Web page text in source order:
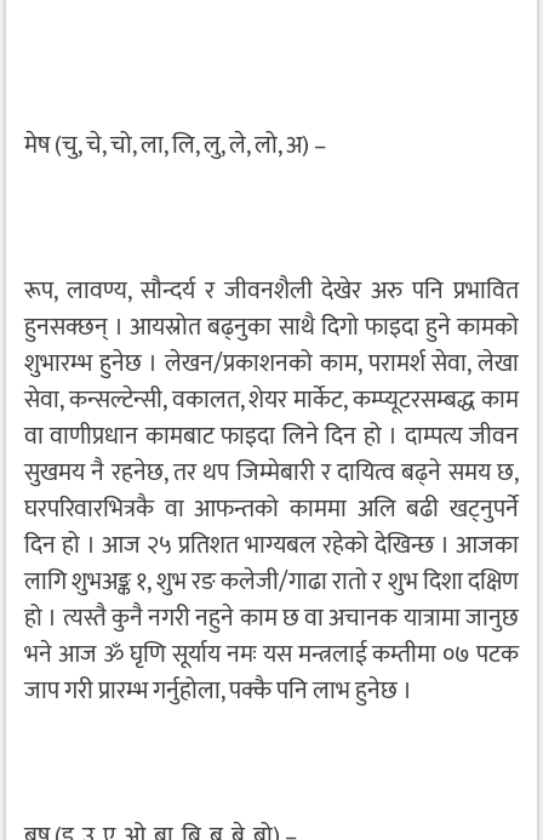
मेष (चु, चे, चो, ला, लि, लु, ले, लो, अ) –
रूप, लावण्य, सौन्दर्य र जीवनशैली देखेर अरु पनि प्रभावित
हुनसक्छन् । आयस्रोत बढ्नुका साथै दिगो फाइदा हुने कामको
शुभारम्भ हुनेछ । लेखन/प्रकाशनको काम, परामर्श सेवा, लेखा
सेवा, कन्सल्टेन्सी, वकालत, शेयर मार्केट, कम्प्यूटरसम्बद्ध काम
वा वाणीप्रधान कामबाट फाइदा लिने दिन हो । दाम्पत्य जीवन
सुखमय नै रहनेछ, तर थप जिम्मेबारी र दायित्व बढ्ने समय छ,
घरपरिवारभित्रकै वा आफन्तको काममा अलि बढी खट्नुपर्ने
दिन हो । आज २५ प्रतिशत भाग्यबल रहेको देखिन्छ । आजका
लागि शुभअङ्क १, शुभ रङ कलेजी/गाढा रातो र शुभ दिशा दक्षिण
हो । त्यस्तै कुनै नगरी नहुने काम छ वा अचानक यात्रामा जानुछ
भने आज ॐ घृणि सूर्याय नमः यस मन्त्रलाई कम्तीमा ०७ पटक
जाप गरी प्रारम्भ गर्नुहोला, पक्कै पनि लाभ हुनेछ ।